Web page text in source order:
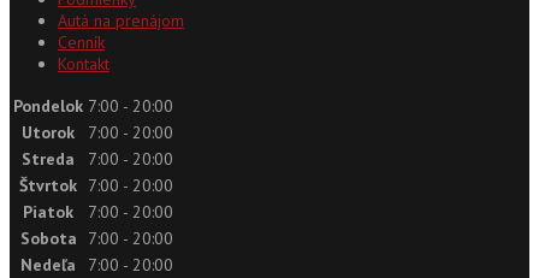
Autá na prenájom
Cenník
Kontakt
Pondelok 7:00 - 20:00
Utorok
7:00 - 20:00
Streda
7:00 - 20:00
Štvrtok 7:00 - 20:00
Piatok
7:00 - 20:00
Sobota
7:00 - 20:00
Nedeľa
7:00 - 20:00